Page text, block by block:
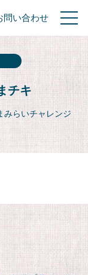
問い合わせ
チキ
みらいチャレンジ